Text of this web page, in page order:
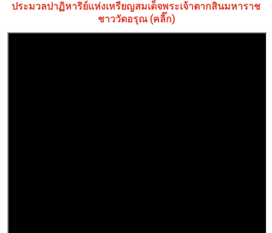
ประมวลปาฏิหาริย์แห่งเหรียญสมเด็จพระเจ้าตากสินมหาราช
ชาววัดอรุณ (คลิ๊ก)